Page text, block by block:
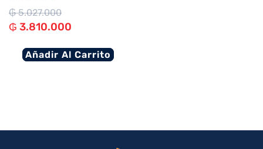
₲5.027.000
₲ 3.810.000
Añadir Al Carrito